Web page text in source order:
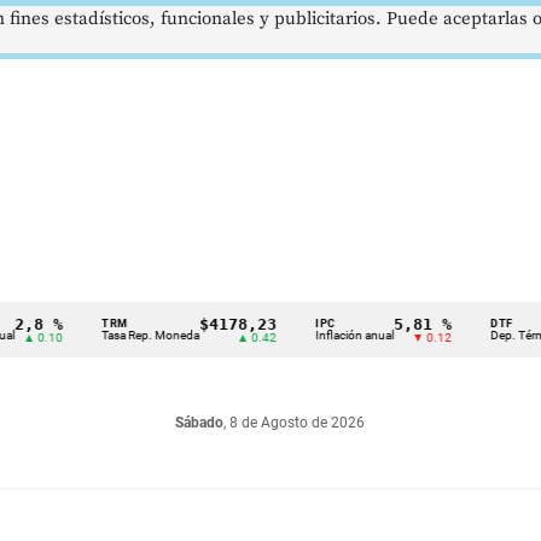
TRM
Tasa Rep. Moneda
$4178,23
▲ 0.42
IPC
Inflación anual
5,81 %
▼ 0.12
DTF
Dep. Término Fijo
Sábado, 8 de Agosto de 2026
estadísticos, funcionales y publicitarios. Puede aceptarlas